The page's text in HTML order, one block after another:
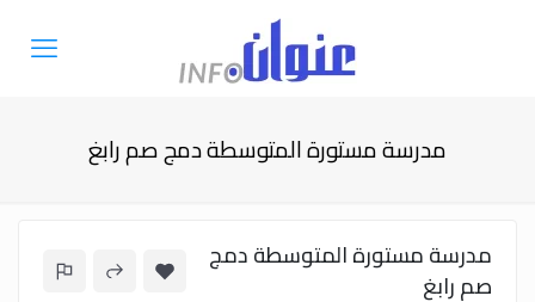
مدرسة مستورة المتوسطة دمج صم رابغ
مدرسة مستورة المتوسطة دمج
صم رابغ